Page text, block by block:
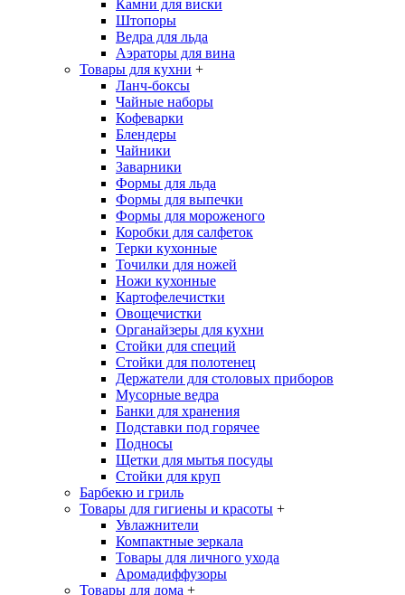
Камни для виски
Штопоры
Ведра для льда
Аэраторы для вина
Товары для кухни +
Ланч-боксы
Чайные наборы
Кофеварки
Блендеры
Чайники
Заварники
Формы для льда
Формы для выпечки
Формы для мороженого
Коробки для салфеток
Терки кухонные
Точилки для ножей
Ножи кухонные
Картофелечистки
Овощечистки
Органайзеры для кухни
Стойки для специй
Стойки для полотенец
Держатели для столовых приборов
Мусорные ведра
Банки для хранения
Подставки под горячее
Подносы
Щетки для мытья посуды
Стойки для круп
Барбекю и гриль
Товары для гигиены и красоты +
Увлажнители
Компактные зеркала
Товары для личного ухода
Аромадиффузоры
Товары для дома +